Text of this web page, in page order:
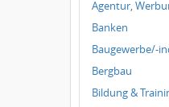
Innere Medizin
Kieferchirurgie,
Agentur,
Banken
Baugewerbe/-
Bergbau
Bildung &